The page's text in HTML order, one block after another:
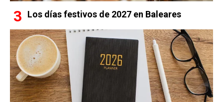
Los días festivos de 2027 en Baleares